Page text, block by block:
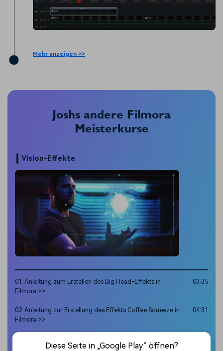
Mehr anzeigen >>
Joshs andere Filmora
Meisterkurse
Vision-Effekte
01. Anleitung zum Erstellen des Big Head-Effekts in
Filmora >>
03:35
02. Anleitung zur Erstellung des Effekts Coffee Squeeze in
Filmora >>
04:31
Diese Seite in „Google Play“ öffnen?